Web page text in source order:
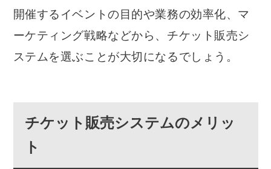
開催するイベントの目的や業務の効率化、マ
ーケティング戦略などから、チケット販売シ
ステムを選ぶことが大切になるでしょう。
チケット販売システムのメリッ
ト